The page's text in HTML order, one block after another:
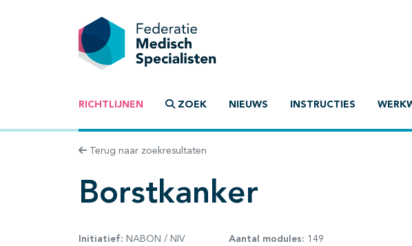
RICHTLIJNEN ZOEK NIEUWS INSTRUCTIES
Terug naar zoekresultaten
Borstkanker
Initiatief: NABON / NIV Aantal modules: 149